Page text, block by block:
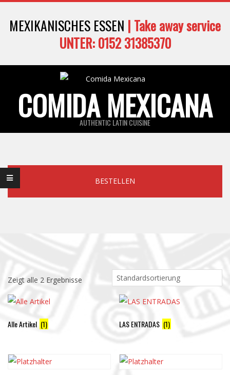
MEXIKANISCHES ESSEN | Take away service
UNTER: 0152 31385370
COMIDA MEXICANA
AUTHENTIC LATIN CUISINE
Menu
BESTELLEN
Zeigt alle 2 Ergebnisse
Alle Artikel (1) LAS ENTRADAS (1)